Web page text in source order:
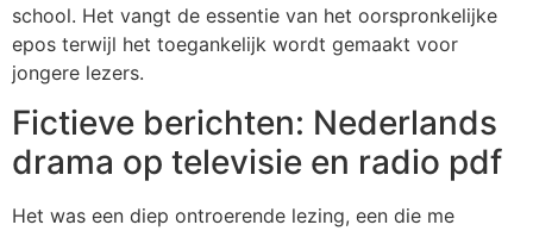
school. Het vangt de essentie van het oorspronkelijke
epos terwijl het toegankelijk wordt gemaakt voor
jongere lezers.
Fictieve berichten: Nederlands
drama op televisie en radio pdf
Het was een diep ontroerende lezing, een die me